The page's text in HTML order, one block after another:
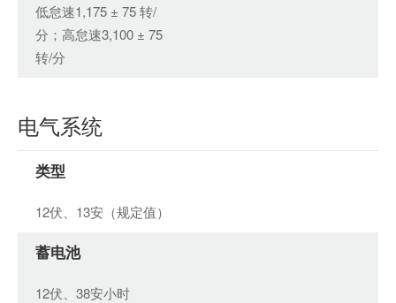
低怠速1,175 ± 75 转/
分；高怠速3,100 ± 75
转/分
类型
12伏、13安（规定值）
蓄电池
12伏、38安小时
电气系统